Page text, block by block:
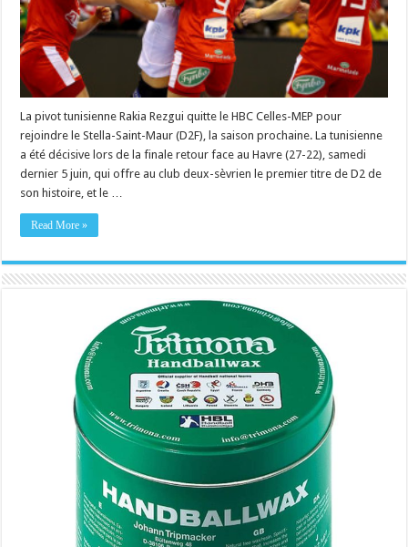
La pivot tunisienne Rakia Rezgui quitte le HBC Celles-MEP pour
rejoindre le Stella-Saint-Maur (D2F), la saison prochaine. La tunisienne
a été décisive lors de la finale retour face au Havre (27-22), samedi
dernier 5 juin, qui offre au club deux-sèvrien le premier titre de D2 de
son histoire, et le …
Read More »